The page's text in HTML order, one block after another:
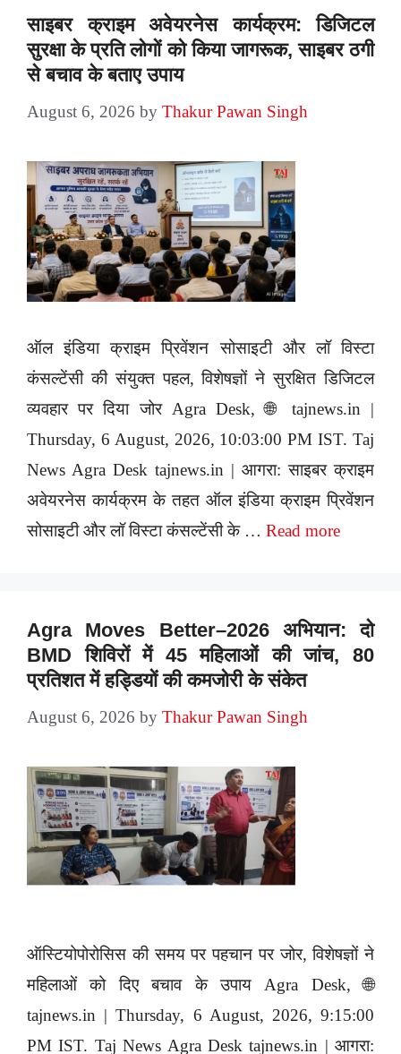
साइबर क्राइम अवेयरनेस कार्यक्रम: डिजिटल
सुरक्षा के प्रति लोगों को किया जागरूक, साइबर ठगी
से बचाव के बताए उपाय
August 6, 2026 by Thakur Pawan Singh
ऑल इंडिया क्राइम प्रिवेंशन सोसाइटी और लॉ विस्टा
कंसल्टेंसी की संयुक्त पहल, विशेषज्ञों ने सुरक्षित डिजिटल
व्यवहार पर दिया जोर Agra Desk, 🌐 tajnews.in |
Thursday, 6 August, 2026, 10:03:00 PM IST. Taj
News Agra Desk tajnews.in | आगरा: साइबर क्राइम
अवेयरनेस कार्यक्रम के तहत ऑल इंडिया क्राइम प्रिवेंशन
सोसाइटी और लॉ विस्टा कंसल्टेंसी के … Read more
Agra Moves Better–2026 अभियान: दो
BMD शिविरों में 45 महिलाओं की जांच, 80
प्रतिशत में हड्डियों की कमजोरी के संकेत
August 6, 2026 by Thakur Pawan Singh
ऑस्टियोपोरोसिस की समय पर पहचान पर जोर, विशेषज्ञों ने
महिलाओं को दिए बचाव के उपाय Agra Desk, 🌐
tajnews.in | Thursday, 6 August, 2026, 9:15:00
PM IST. Taj News Agra Desk tajnews.in | आगरा: